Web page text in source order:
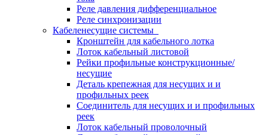
Реле давления дифференциальное
Реле синхронизации
Кабеленесущие системы
Кронштейн для кабельного лотка
Лоток кабельный листовой
Рейки профильные конструкционные/
несущие
Деталь крепежная для несущих и и
профильных реек
Соединитель для несущих и и профильных
реек
Лоток кабельный проволочный